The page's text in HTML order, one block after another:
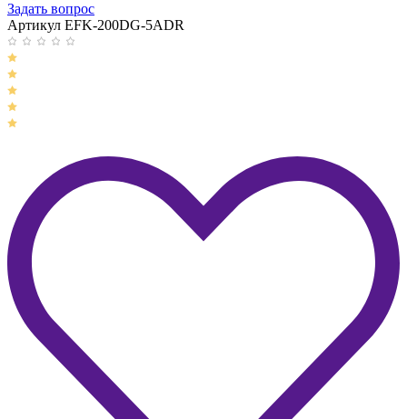
Задать вопрос
Артикул EFK-200DG-5ADR